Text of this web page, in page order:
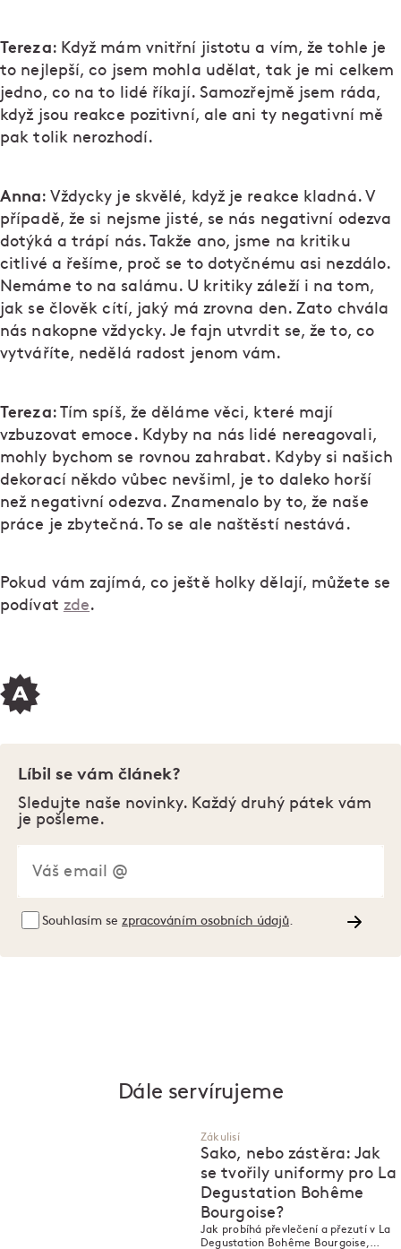
Tereza: Když mám vnitřní jistotu a vím, že tohle je
to nejlepší, co jsem mohla udělat, tak je mi celkem
jedno, co na to lidé říkají. Samozřejmě jsem ráda,
když jsou reakce pozitivní, ale ani ty negativní mě
pak tolik nerozhodí.
Anna: Vždycky je skvělé, když je reakce kladná. V
případě, že si nejsme jisté, se nás negativní odezva
dotýká a trápí nás. Takže ano, jsme na kritiku
citlivé a řešíme, proč se to dotyčnému asi nezdálo.
Nemáme to na salámu. U kritiky záleží i na tom,
jak se člověk cítí, jaký má zrovna den. Zato chvála
nás nakopne vždycky. Je fajn utvrdit se, že to, co
vytváříte, nedělá radost jenom vám.
Tereza: Tím spíš, že děláme věci, které mají
vzbuzovat emoce. Kdyby na nás lidé nereagovali,
mohly bychom se rovnou zahrabat. Kdyby si našich
dekorací někdo vůbec nevšiml, je to daleko horší
než negativní odezva. Znamenalo by to, že naše
práce je zbytečná. To se ale naštěstí nestává.
Pokud vám zajímá, co ještě holky dělají, můžete se
podívat zde.
Líbil se vám článek?
Sledujte naše novinky. Každý druhý pátek vám
je pošleme.
Souhlasím se zpracováním osobních údajů
Dále servírujeme
Zákulisí
Sako, nebo zástěra: Jak
se tvořily uniformy pro La
Degustation Bohême
Bourgoise?
Jak probíhá převlečení a přezutí v La
Degustation Bohême Bourgoise,